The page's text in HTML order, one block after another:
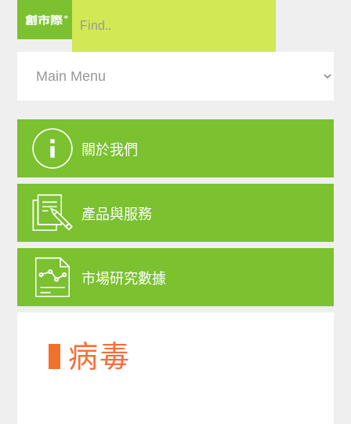
關於我們
產品與服務
市場研究數據
病毒